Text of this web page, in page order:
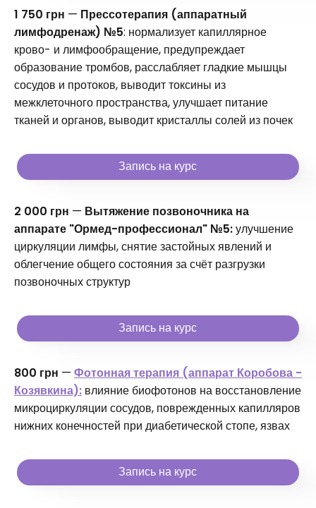
1 750 грн — Прессотерапия (аппаратный
лимфодренаж) №5: нормализует капиллярное
крово- и лимфообращение, предупреждает
образование тромбов, расслабляет гладкие мышцы
сосудов и протоков, выводит токсины из
межклеточного пространства, улучшает питание
тканей и органов, выводит кристаллы солей из почек
Запись на курс
2 000 грн — Вытяжение позвоночника на
аппарате "Ормед-профессионал" №5:улучшение
циркуляции лимфы, снятие застойных явлений и
облегчение общего состояния за счёт разгрузки
позвоночных структур
Запись на курс
800 грн — Фотонная терапия (аппарат Коробова -
Козявкина): влияние биофотонов на восстановление
микроциркуляции сосудов, поврежденных капилляров
нижних конечностей при диабетической стопе, язвах
Запись на курс